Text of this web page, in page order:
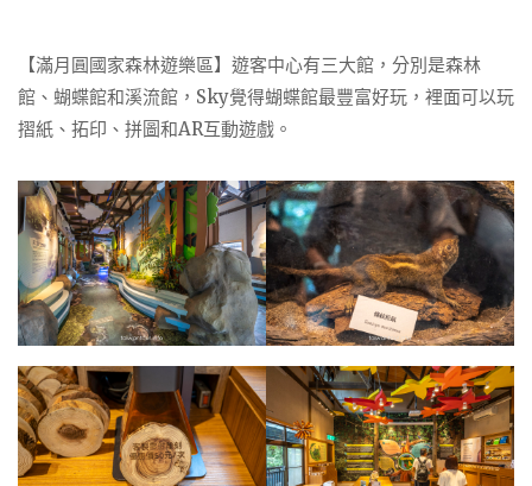
【滿月圓國家森林遊樂區】遊客中心有三大館，分別是森林
館、蝴蝶館和溪流館，Sky覺得蝴蝶館最豐富好玩，裡面可以玩
摺紙、拓印、拼圖和AR互動遊戲。